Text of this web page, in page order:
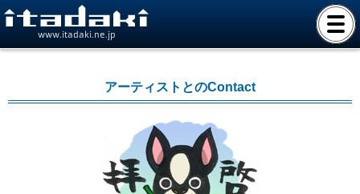
www.itadaki.ne.jp
アーティストとのContact